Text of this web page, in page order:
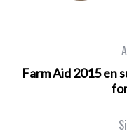
Farm Aid 2015 en